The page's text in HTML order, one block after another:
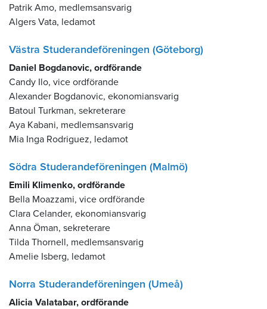
Patrik Amo, medlemsansvarig
Algers Vata, ledamot
Västra Studerandeföreningen (Göteborg)
Daniel Bogdanovic, ordförande
Candy Ilo, vice ordförande
Alexander Bogdanovic, ekonomiansvarig
Batoul Turkman, sekreterare
Aya Kabani, medlemsansvarig
Mia Inga Rodriguez, ledamot
Södra Studerandeföreningen (Malmö)
Emili Klimenko, ordförande
Bella Moazzami, vice ordförande
Clara Celander, ekonomiansvarig
Anna Öman, sekreterare
Tilda Thornell, medlemsansvarig
Amelie Isberg, ledamot
Norra Studerandeföreningen (Umeå)
Alicia Valatabar, ordförande